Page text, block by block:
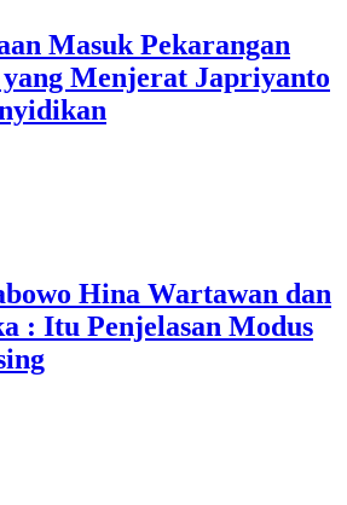
Masuk Pekarangan
Menjerat Japriyanto
Hina Wartawan dan
: Itu Penjelasan Modus